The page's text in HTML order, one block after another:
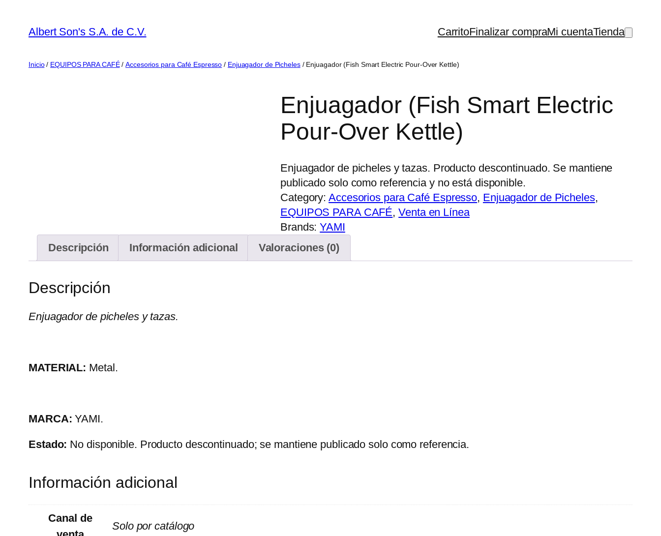
contenido
Albert Son's S.A. de C.V. CarritoFinalizar compraMi cuentaTienda
Inicio/ EQUIPOS PARA CAFÉ/Accesorios para Café Espresso / Enjuagador de Picheles/ Enjuagador (Fish Smart Electric Pour-Over Kettle)
Enjuagador (Fish Smart Electric
Pour-Over Kettle)
Enjuagador de picheles y tazas. Producto descontinuado. Se mantiene
publicado solo como referencia y no está disponible.
Category:Accesorios para Café Espresso, Enjuagador de Picheles
EQUIPOS PARA CAFÉ, Venta en Línea
Brands:YAMI
Descripción
Información adicional Valoraciones (0)
Descripción
Enjuagador de picheles y tazas.
MATERIAL: Metal.
MARCA: YAMI.
Estado: No disponible. Producto descontinuado; se mantiene publicado solo como referencia.
Información adicional
Canal de
Solo por catálogo